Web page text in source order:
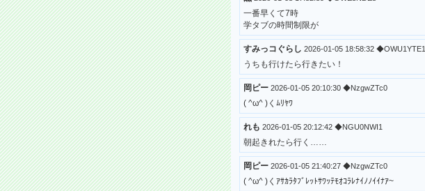
一番早くて7時
学タブの時間制限が
すみっコぐらし 2026-01-05 18:58:32 ◆OWU1YTE1
うちも行けたら行きたい！
岡ピー 2026-01-05 20:10:30 ◆NzgwZTc0
( ^ω^ )くﾑﾘﾔﾜ
れも 2026-01-05 20:12:42 ◆NGU0NWI1
朝起きれたら行く……
岡ピー 2026-01-05 21:40:27 ◆NzgwZTc0
( ^ω^ )くｱｻｶﾗﾀﾌﾞﾚｯﾄｻﾜｯﾃﾓｵｺﾗﾚﾅｲﾉﾉｲｲﾅｱ~